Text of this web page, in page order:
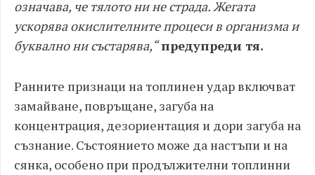
означава, че тялото ни не страда. Жегата
ускорява окислителните процеси в организма и
буквално ни състарява,“предупреди тя.
Ранните признаци на топлинен удар включват
замайване, повръщане, загуба на
концентрация, дезориентация и дори загуба на
съзнание. Състоянието може да настъпи и на
сянка, особено при продължителни топлинни